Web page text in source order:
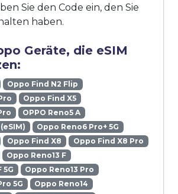
Sie den Code ein, den Sie
haben.
Geräte, die eSIM
Oppo Find N2 Flip
Oppo Find X5
OPPO Reno5 A
Oppo Reno6 Pro+ 5G
Oppo Find X8
Oppo Find X8 Pro
Oppo Reno13 F
5G
Oppo Reno13 Pro
5G
Oppo Reno14